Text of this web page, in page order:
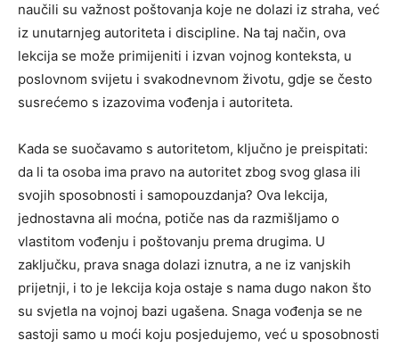
naučili su važnost poštovanja koje ne dolazi iz straha, već
iz unutarnjeg autoriteta i discipline. Na taj način, ova
lekcija se može primijeniti i izvan vojnog konteksta, u
poslovnom svijetu i svakodnevnom životu, gdje se često
susrećemo s izazovima vođenja i autoriteta.
Kada se suočavamo s autoritetom, ključno je preispitati:
da li ta osoba ima pravo na autoritet zbog svog glasa ili
svojih sposobnosti i samopouzdanja? Ova lekcija,
jednostavna ali moćna, potiče nas da razmišljamo o
vlastitom vođenju i poštovanju prema drugima. U
zaključku, prava snaga dolazi iznutra, a ne iz vanjskih
prijetnji, i to je lekcija koja ostaje s nama dugo nakon što
su svjetla na vojnoj bazi ugašena. Snaga vođenja se ne
sastoji samo u moći koju posjedujemo, već u sposobnosti